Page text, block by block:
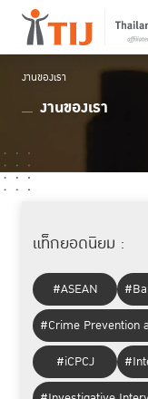
งานของเรา
งานของเรา
แท็กยอดนิยม :
#ASEAN
#Crime Prevention
#iCPCJ